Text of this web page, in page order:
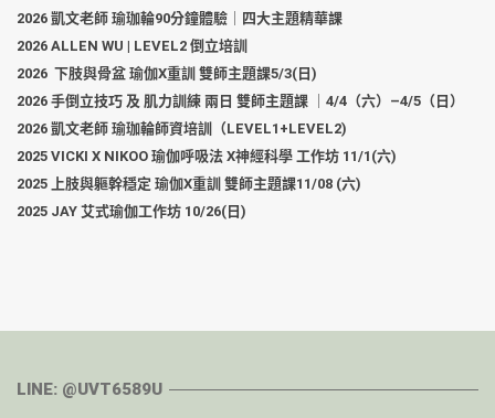
2026 凱文老師 瑜珈輪90分鐘體驗｜四大主題精華課
2026 ALLEN WU | LEVEL2 倒立培訓
2026 下肢與骨盆 瑜伽X重訓 雙師主題課5/3(日)
2026 手倒立技巧 及 肌力訓練 兩日 雙師主題課 ｜4/4（六）–4/5（日）
2026 凱文老師 瑜珈輪師資培訓（LEVEL1+LEVEL2)
2025 VICKI X NIKOO 瑜伽呼吸法 X神經科學 工作坊 11/1(六)
2025 上肢與軀幹穩定 瑜伽X重訓 雙師主題課11/08 (六)
2025 JAY 艾式瑜伽工作坊 10/26(日)
LINE: @UVT6589U